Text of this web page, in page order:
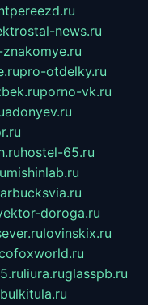
news.ru
pro-otdelky.ru
porno-vk.ru
adonyev.ru
hostel-65.ru
mishinlab.ru
doroga.ru
lovinskix.ru
liura.ruglasspb.ru
bulkitula.ru